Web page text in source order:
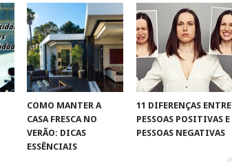
COMO MANTER A
CASA FRESCA NO
VERÃO: DICAS
ESSÊNCIAIS
11 DIFERENÇAS ENTRE
PESSOAS POSITIVAS E
PESSOAS NEGATIVAS